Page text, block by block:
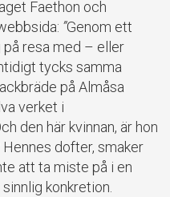
Faethon och
”Genom ett
resa med – eller
tycks samma
på Almåsa
verket i
den här kvinnan, är hon
dofter, smaker
att ta miste på i en
konkretion.